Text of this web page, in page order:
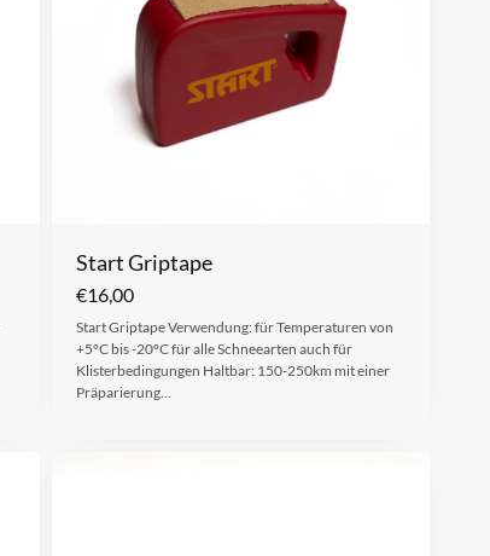
Start Griptape
€16,00
Start Griptape Verwendung: für Temperaturen von
+5°C bis -20°C für alle Schneearten auch für
Klisterbedingungen Haltbar: 150-250km mit einer
Präparierung…